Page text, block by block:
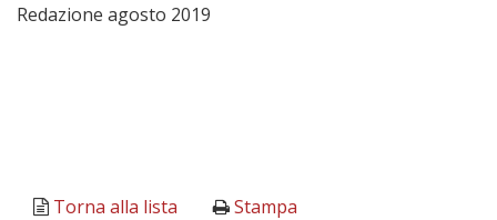
Redazione agosto 2019
Torna alla lista Stampa